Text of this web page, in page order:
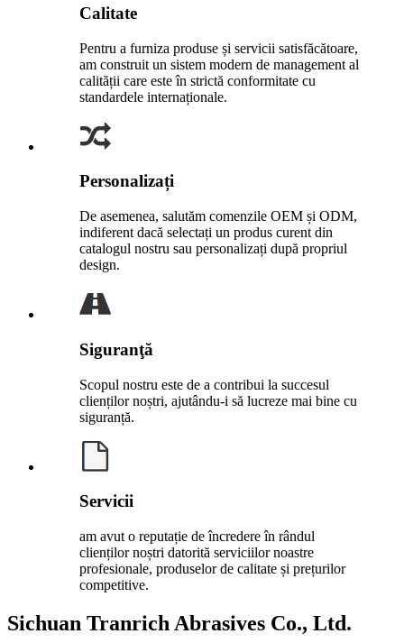
Calitate
Pentru a furniza produse și servicii satisfăcătoare,
am construit un sistem modern de management al
calității care este în strictă conformitate cu
standardele internaționale.
Personalizați
De asemenea, salutăm comenzile OEM și ODM,
indiferent dacă selectați un produs curent din
catalogul nostru sau personalizați după propriul
design.
Siguranţă
Scopul nostru este de a contribui la succesul
clienților noștri, ajutându-i să lucreze mai bine cu
siguranță.
Servicii
am avut o reputație de încredere în rândul
clienților noștri datorită serviciilor noastre
profesionale, produselor de calitate și prețurilor
competitive.
Sichuan Tranrich Abrasives Co., Ltd.